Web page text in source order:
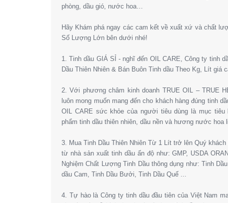
phòng, dầu gió, nước hoa…
Hãy Khám phá ngay các cam kết về xuất xứ và chất
Số Lượng Lớn bên dưới nhé!
1. Tinh dầu GIÁ SỈ - nghĩ đến OIL CARE, Công ty tinh
Dầu Thiên Nhiên & Bán Buôn Tinh dầu Theo Kg, Lít giá
2. Với phương châm kinh doanh TRUE OIL – TRUE
luôn mong muốn mang đến cho khách hàng đúng tinh
OIL CARE sức khỏe của người tiêu dùng là mục tiêu
phẩm tinh dầu thiên nhiên, dầu nền và hương nước hoa
3. Mua Tinh Dầu Thiên Nhiên Từ 1 Lít trở lên Quý
từ nhà sản xuất tinh dầu ấn độ như: GMP, USDA
Nghiệm Chất Lượng Tinh Dầu thông dụng như: Tinh
dầu Cam, Tinh Dầu Bưởi, Tinh Dầu Quế ...
4. Tự hào là Công ty tinh dầu đầu tiên của Việt Nam